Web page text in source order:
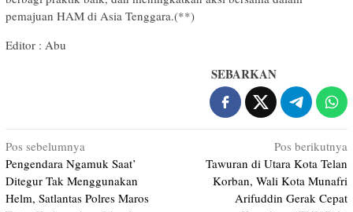
pemajuan HAM di Asia Tenggara.(**)
Editor : Abu
SEBARKAN
Navigasi
pos
Pos sebelumnya
Pengendara Ngamuk Saat’
Ditegur Tak Menggunakan
Helm, Satlantas Polres Maros
Pos berikutnya
Tawuran di Utara Kota Telan
Korban, Wali Kota Munafri
Arifuddin Gerak Cepat